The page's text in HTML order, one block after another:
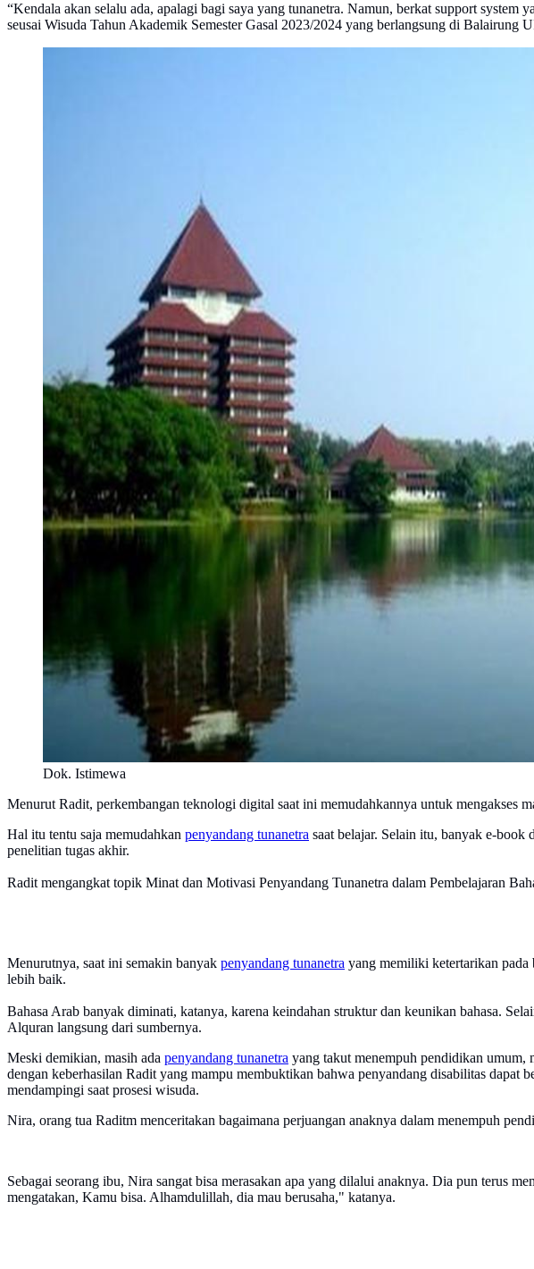
“Kendala akan selalu ada, apalagi bagi saya yang tunanetra. Namun, berkat support system
seusai Wisuda Tahun Akademik Semester Gasal 2023/2024 yang berlangsung di Balairung
Dok. Istimewa
Menurut Radit, perkembangan teknologi digital saat ini memudahkannya untuk mengakses
Hal itu tentu saja memudahkan penyandang tunanetra saat belajar. Selain itu, banyak e-book
penelitian tugas akhir.
Radit mengangkat topik Minat dan Motivasi Penyandang Tunanetra dalam Pembelajaran
Menurutnya, saat ini semakin banyak penyandang tunanetra yang memiliki ketertarikan pada
lebih baik.
Bahasa Arab banyak diminati, katanya, karena keindahan struktur dan keunikan bahasa.
Alquran langsung dari sumbernya.
Meski demikian, masih ada penyandang tunanetra yang takut menempuh pendidikan umum,
dengan keberhasilan Radit yang mampu membuktikan bahwa penyandang disabilitas dapat
mendampingi saat prosesi wisuda.
Nira, orang tua Raditm menceritakan bagaimana perjuangan anaknya dalam menempuh
Sebagai seorang ibu, Nira sangat bisa merasakan apa yang dilalui anaknya. Dia pun terus
mengatakan, Kamu bisa. Alhamdulillah, dia mau berusaha," katanya.